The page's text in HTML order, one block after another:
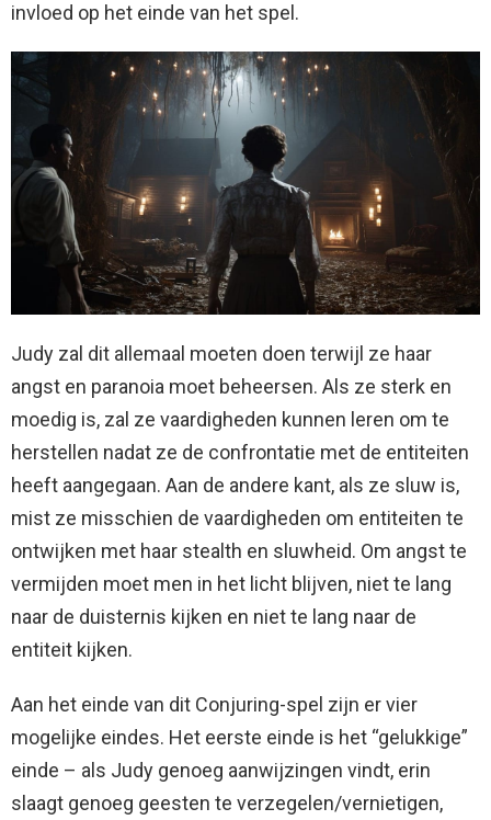
invloed op het einde van het spel.
Judy zal dit allemaal moeten doen terwijl ze haar
angst en paranoia moet beheersen. Als ze sterk en
moedig is, zal ze vaardigheden kunnen leren om te
herstellen nadat ze de confrontatie met de entiteiten
heeft aangegaan. Aan de andere kant, als ze sluw is,
mist ze misschien de vaardigheden om entiteiten te
ontwijken met haar stealth en sluwheid. Om angst te
vermijden moet men in het licht blijven, niet te lang
naar de duisternis kijken en niet te lang naar de
entiteit kijken.
Aan het einde van dit Conjuring-spel zijn er vier
mogelijke eindes. Het eerste einde is het “gelukkige”
einde – als Judy genoeg aanwijzingen vindt, erin
slaagt genoeg geesten te verzegelen/vernietigen,